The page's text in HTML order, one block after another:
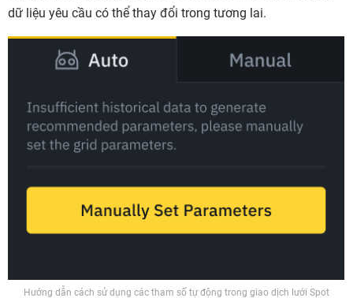
dữ liệu yêu cầu có thể thay đổi trong tương lai.
Hướng dẫn cách sử dụng các tham số tự động trong giao dịch lưới Spot